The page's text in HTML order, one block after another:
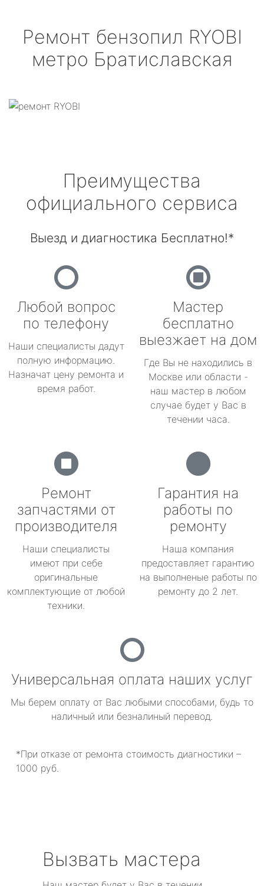
Ремонт бензопил RYOBI
метро Братиславская
Преимущества
официального сервиса
Выезд и диагностика Бесплатно!*
Любой вопрос
по телефону
Наши специалисты дадут
полную информацию.
Назначат цену ремонта и
время работ.
Мастер
бесплатно
выезжает на дом
Где Вы не находились в
Москве или области -
наш мастер в любом
случае будет у Вас в
течении часа.
Ремонт
запчастями от
производителя
Наши специалисты
имеют при себе
оригинальные
комплектующие от любой
техники.
Гарантия на
работы по
ремонту
Наша компания
предоставляет гарантию
на выполненые работы по
ремонту до 2 лет.
Универсальная оплата наших услуг
Мы берем оплату от Вас любыми способами, будь то
наличный или безналиный перевод.
*При отказе от ремонта стоимость диагностики –
1000 руб.
Вызвать мастера